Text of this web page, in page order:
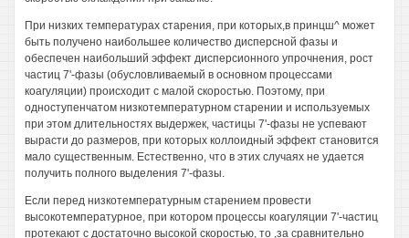
При низких температурах старения, при которых,в принцш^ может
быть получено наибольшее количество дисперсной фазы и
обеспечен наибольший эффект дисперсионного упрочнения, рост
частиц 7'-фазы (обусловливаемый в основном процессами
коагуляции) происходит с малой скоростью. Поэтому, при
одноступенчатом низкотемпературном старении и используемых
при этом длительностях выдержек, частицы 7'-фазы не успевают
вырасти до размеров, при которых коллоидный эффект становится
мало существенным. Естественно, что в этих случаях не удается
получить полного выделения 7'-фазы.
Если перед низкотемпературным старением провести
высокотемпературное, при котором процессы коагуляции 7'-частиц
протекают с достаточно высокой скоростью, то ,за сравнительно